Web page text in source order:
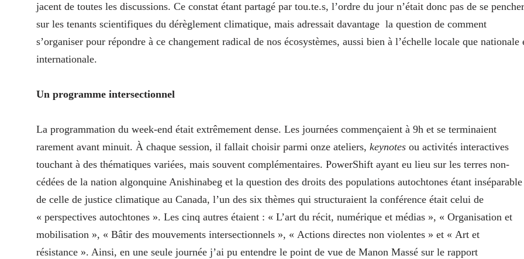
jacent de toutes les discussions. Ce constat étant partagé par tou.te.s, l’ordre du jour n’était donc pas de se pencher
sur les tenants scientifiques du dérèglement climatique, mais adressait davantage la question de comment
s’organiser pour répondre à ce changement radical de nos écosystèmes, aussi bien à l’échelle locale que nationale
internationale.
Un programme intersectionnel
La programmation du week-end était extrêmement dense. Les journées commençaient à 9h et se terminaient
rarement avant minuit. À chaque session, il fallait choisir parmi onze ateliers, keynotes ou activités interactives
touchant à des thématiques variées, mais souvent complémentaires. PowerShift ayant eu lieu sur les terres non-
cédées de la nation algonquine Anishinabeg et la question des droits des populations autochtones étant inséparable
de celle de justice climatique au Canada, l’un des six thèmes qui structuraient la conférence était celui de
« perspectives autochtones ». Les cinq autres étaient : « L’art du récit, numérique et médias », « Organisation et
mobilisation », « Bâtir des mouvements intersectionnels », « Actions directes non violentes » et « Art et
résistance ». Ainsi, en une seule journée j’ai pu entendre le point de vue de Manon Massé sur le rapport